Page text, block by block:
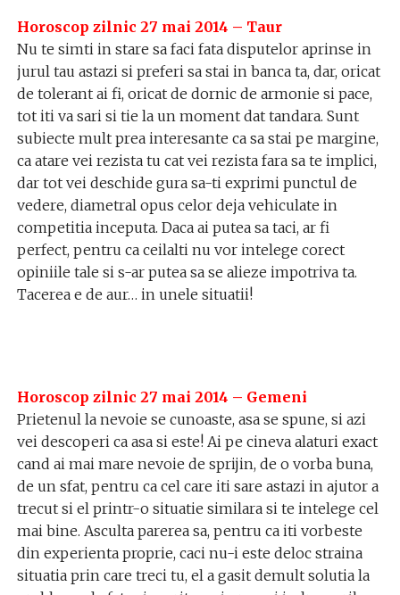
Horoscop zilnic 27 mai 2014 – Taur
Nu te simti in stare sa faci fata disputelor aprinse in
jurul tau astazi si preferi sa stai in banca ta, dar, oricat
de tolerant ai fi, oricat de dornic de armonie si pace,
tot iti va sari si tie la un moment dat tandara. Sunt
subiecte mult prea interesante ca sa stai pe margine,
ca atare vei rezista tu cat vei rezista fara sa te implici,
dar tot vei deschide gura sa-ti exprimi punctul de
vedere, diametral opus celor deja vehiculate in
competitia inceputa. Daca ai putea sa taci, ar fi
perfect, pentru ca ceilalti nu vor intelege corect
opiniile tale si s-ar putea sa se alieze impotriva ta.
Tacerea e de aur… in unele situatii!
Horoscop zilnic 27 mai 2014 – Gemeni
Prietenul la nevoie se cunoaste, asa se spune, si azi
vei descoperi ca asa si este! Ai pe cineva alaturi exact
cand ai mai mare nevoie de sprijin, de o vorba buna,
de un sfat, pentru ca cel care iti sare astazi in ajutor a
trecut si el printr-o situatie similara si te intelege cel
mai bine. Asculta parerea sa, pentru ca iti vorbeste
din experienta proprie, caci nu-i este deloc straina
situatia prin care treci tu, el a gasit demult solutia la